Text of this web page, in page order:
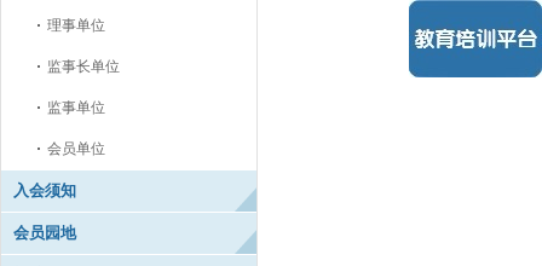
理事单位
监事长单位
监事单位
会员单位
入会须知
会员园地